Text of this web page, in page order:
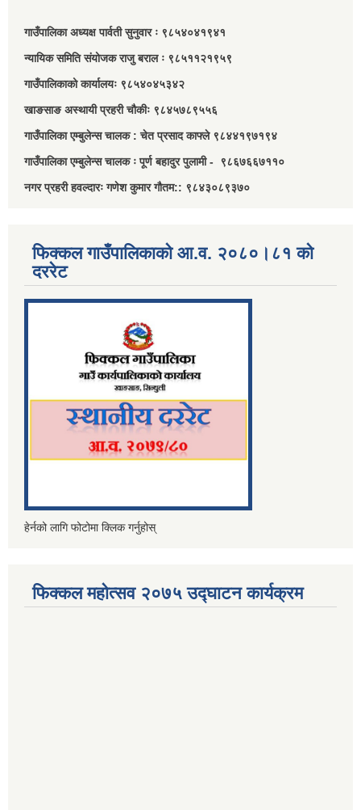
गाउँपालिका अध्यक्ष पार्वती सुनुवार ः ९८५४०४१९४१
न्यायिक समिति संयोजक राजु बराल ः ९८५११२१९५९
गाउँपालिकाको कार्यालयः ९८५४०४५३४२
खाङसाङ अस्थायी प्रहरी चौकीः ९८४५७८९५५६
गाउँपालिका एम्बुलेन्स चालक : चेत प्रसाद काफ्ले ९८४४१९७१९४
गाउँपालिका एम्बुलेन्स चालक ः पूर्ण बहादुर पुलामी - ९८६७६६७११०
नगर प्रहरी हवल्दारः गणेश कुमार गौतम:: ९८४३०८९३७०
फिक्कल गाउँपालिकाको आ.व. २०८०।८१ को
दररेट
हेर्नको लागि फोटोमा क्लिक गर्नुहोस्
फिक्कल महोत्सव २०७५ उद्घाटन कार्यक्रम